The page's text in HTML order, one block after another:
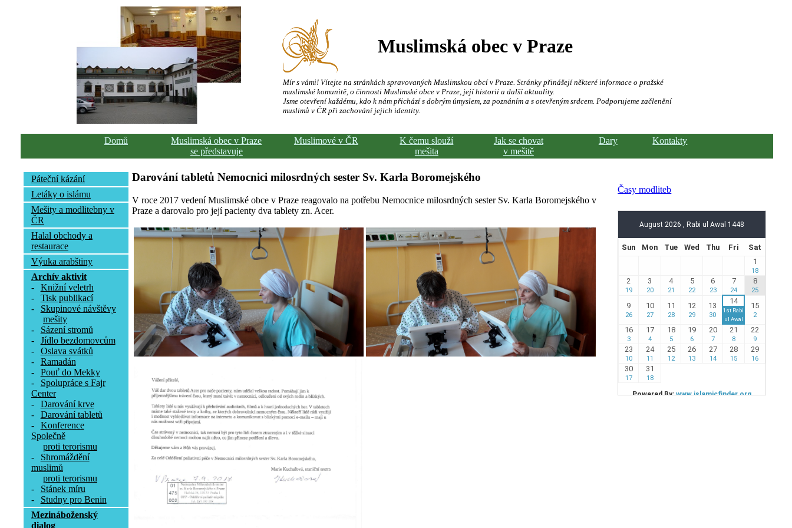
Muslimská obec v Praze
Mír s vámi! Vítejte na stránkách spravovaných Muslimskou obcí v Praze. Stránky přinášejí některé informace o pražské
muslimské komunitě, o činnosti Muslimské obce v Praze, její historii a další aktuality.
Jsme otevření každému, kdo k nám přichází s dobrým úmyslem, za poznáním a s otevřeným srdcem. Podporujeme začlenění
muslimů v ČR při zachování jejich identity.
Domů
Muslimská obec v Praze
se představuje
Muslimové v ČR
K čemu slouží
mešita
Jak se chovat
v mešitě
Dary Kontakty
Páteční kázání
Letáky o islámu
Mešity a modlitebny v
ČR
Halal obchody a
restaurace
Výuka arabštiny
Archív aktivit
-
Knižní veletrh
-
Tisk publikací
-
Skupinové návštěvy
mešity
-
Sázení stromů
-
Jídlo bezdomovcům
-
Oslava svátků
-
Ramadán
-
Pouť do Mekky
-
Spolupráce s Fajr
Center
-
Darování krve
-
Darování tabletů
-
Konference
Společně
proti terorismu
-
Shromáždění
muslimů
proti terorismu
-
Stánek míru
-
Studny pro Benin
Mezináboženský
dialog
Darování tabletů Nemocnici milosrdných sester Sv. Karla Boromejského
V roce 2017 vedení Muslimské obce v Praze reagovalo na potřebu Nemocnice milosrdných sester Sv. Karla Boromejského v
Praze a darovalo pro její pacienty dva tablety zn. Acer.
Časy modliteb